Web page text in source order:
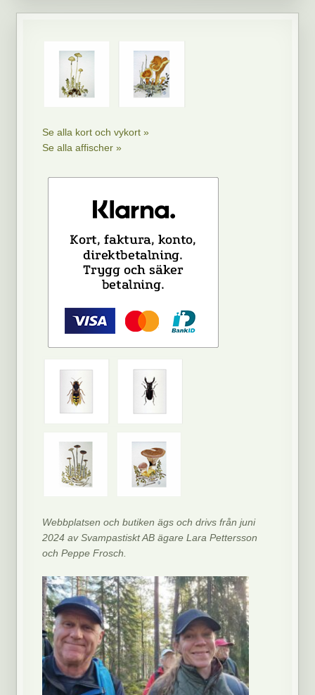
Se alla kort och vykort »
Se alla affischer »
Webbplatsen och butiken ägs och drivs från juni
2024 av Svampastiskt AB ägare Lara Pettersson
och Peppe Frosch.